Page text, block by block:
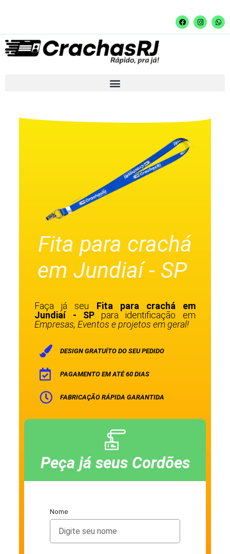
Fita para crachá
em Jundiaí - SP
Faça já seu Fita para crachá em
Jundiaí - SPpara identificação em
Empresas, Eventos e projetos em geral!
DESIGN GRATUÍTO DO SEU PEDIDO
PAGAMENTO EM ATÉ 60 DIAS
FABRICAÇÃO RÁPIDA GARANTIDA
Peça já seus Cordões
Nome